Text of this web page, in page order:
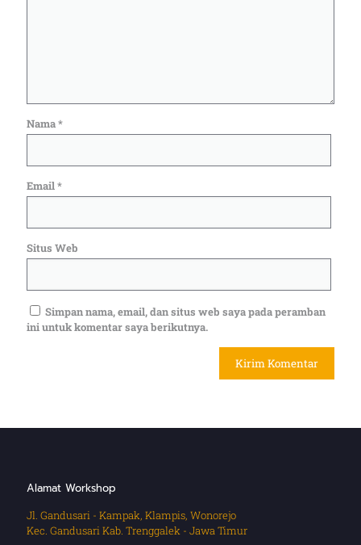
Nama*
Email*
Situs Web
Simpan nama, email, dan situs web saya pada peramban
ini untuk komentar saya berikutnya.
Alamat Workshop
Jl. Gandusari - Kampak, Klampis, Wonorejo
Kec. Gandusari Kab. Trenggalek - Jawa Timur